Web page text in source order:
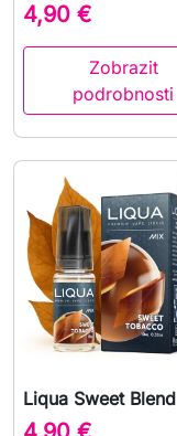
4,90 €
Zobrazit
podrobnosti
Liqua Sweet Blend